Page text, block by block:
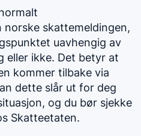
skattemeldingen,
uavhengig av
eller ikke. Det betyr at
kommer tilbake via
dette slår ut for deg
og du bør sjekke
Skatteetaten.